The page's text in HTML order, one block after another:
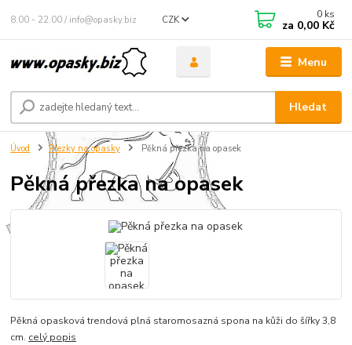
Menu
CZK
Hledat
8.00 - 22.00 / info@opasky.biz 0 ks
za 0,00 Kč
Úvod Přezky na opasky Pěkná přezka na opasek
Pěkná přezka na opasek
Pěkná opasková trendová plná staromosazná spona na kůži do šířky 3,8
cm. celý popis